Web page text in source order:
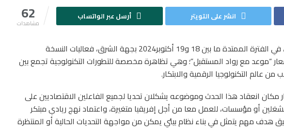
62
مشاهدات
انشر على التويتر أرسل عبر الواتساب
تنظم مؤسسة “Startup Grow”، في الفترة الممتدة ما بين 18 و19 أكتوبر2024 بجهة الشرق، فعاليات النسخة
“موعد مع رواد المستقبل”؛ وهي تظاهرة مخصصة للتطورات التكنولوجية تجمع بين
من عالم التكنولوجيا الرقمية والابتكار.
مكان انعقاد هذا الحدث وموضوعه يشكلان تحديا لجميع الفاعلين الاقتصاديين على
أو مؤسسات، للعمل معا من أجل إفريقيا متغيرة، واعتماد نهج ريادي مبتكر
هدف مهم يتمثل في بناء نظام بيئي يمكن من مواجهة التحديات الحالية أو المنتظرة